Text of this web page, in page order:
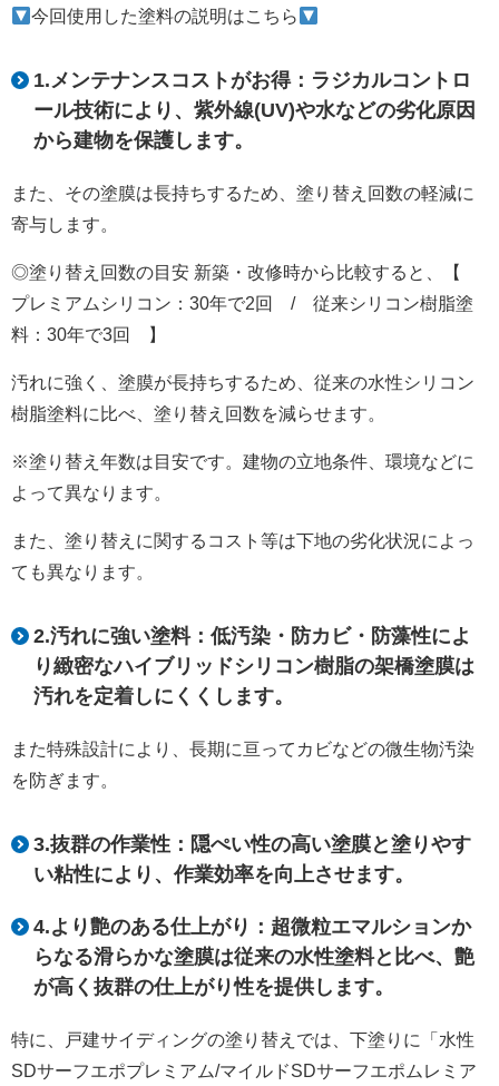
今回使用した塗料の説明はこちら
1.メンテナンスコストがお得：ラジカルコントロ
ール技術により、紫外線(UV)や水などの劣化原因
から建物を保護します。
また、その塗膜は長持ちするため、塗り替え回数の軽減に
寄与します。
◎塗り替え回数の目安 新築・改修時から比較すると、【
プレミアムシリコン：30年で2回 / 従来シリコン樹脂塗
料：30年で3回 】
汚れに強く、塗膜が長持ちするため、従来の水性シリコン
樹脂塗料に比べ、塗り替え回数を減らせます。
※塗り替え年数は目安です。建物の立地条件、環境などに
よって異なります。
また、塗り替えに関するコスト等は下地の劣化状況によっ
ても異なります。
2.汚れに強い塗料：低汚染・防カビ・防藻性によ
り緻密なハイブリッドシリコン樹脂の架橋塗膜は
汚れを定着しにくくします。
また特殊設計により、長期に亘ってカビなどの微生物汚染
を防ぎます。
3.抜群の作業性：隠ぺい性の高い塗膜と塗りやす
い粘性により、作業効率を向上させます。
4.より艶のある仕上がり：超微粒エマルションか
らなる滑らかな塗膜は従来の水性塗料と比べ、艶
が高く抜群の仕上がり性を提供します。
特に、戸建サイディングの塗り替えでは、下塗りに「水性
SDサーフエポプレミアム/マイルドSDサーフエポムレミア